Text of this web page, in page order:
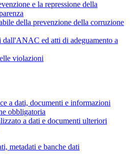
e la repressione della
della prevenzione della corruzione
dall'ANAC ed atti di adeguamento a
violazioni
a dati, documenti e informazioni
obbligatoria
a dati e documenti ulteriori
metadati e banche dati